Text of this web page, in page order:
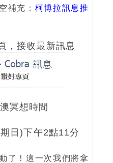
補充： 柯博拉訊息推
，接收最新訊息
冥想時間
日)下午2點11分
了！這一次我們將拿